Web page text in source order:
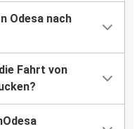
Odesa nach
Fahrt von